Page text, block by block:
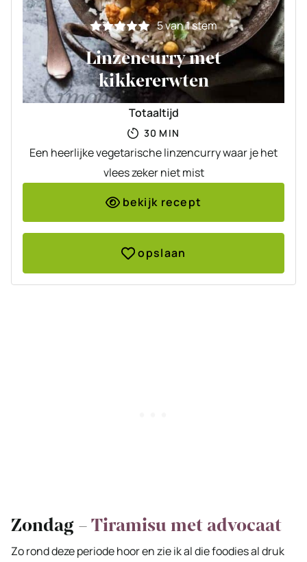
5van 1 stem
Linzencurry met
kikkererwten
Totaaltijd
30 MINUTEN
MIN
Een heerlijke vegetarische linzencurry waar je het
vlees zeker niet mist
bekijk recept
opslaan
Zondag –Tiramisu met advocaat
Zo rond deze periode hoor en zie ik al die foodies al druk